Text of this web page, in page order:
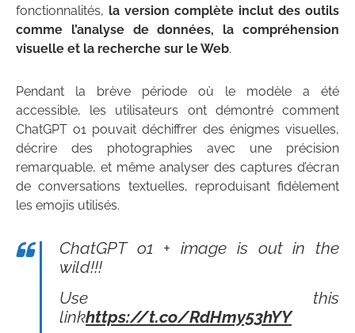
fonctionnalités, la version complète inclut des outils
comme l’analyse de données, la compréhension
visuelle et la recherche sur le Web.
Pendant la brève période où le modèle a été
accessible, les utilisateurs ont démontré comment
ChatGPT o1 pouvait déchiffrer des énigmes visuelles,
décrire des photographies avec une précision
remarquable, et même analyser des captures d’écran
de conversations textuelles, reproduisant fidèlement
les emojis utilisés.
ChatGPT o1 + image is out in the
wild!!!
Use this
linkhttps://t.co/RdHmy53hYY